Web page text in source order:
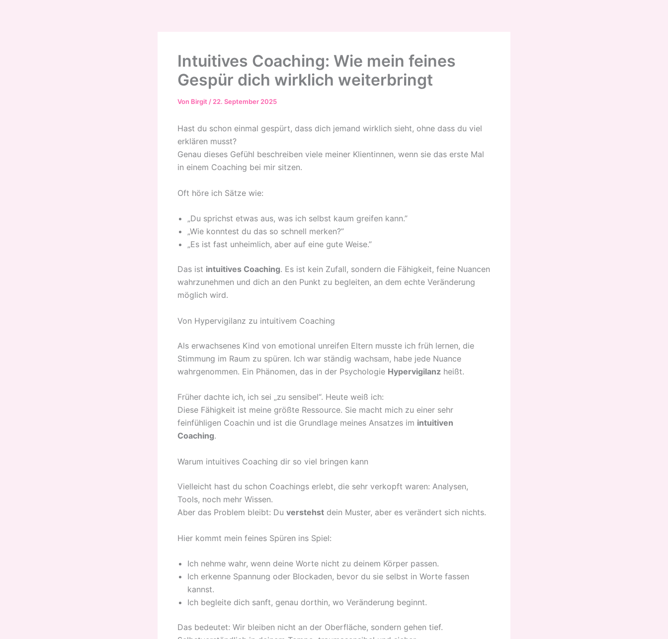
Intuitives Coaching: Wie mein feines
Gespür dich wirklich weiterbringt
Von Birgit / 22. September 2025
Hast du schon einmal gespürt, dass dich jemand wirklich sieht, ohne dass du viel
erklären musst?
Genau dieses Gefühl beschreiben viele meiner Klientinnen, wenn sie das erste Mal
in einem Coaching bei mir sitzen.
Oft höre ich Sätze wie:
„Du sprichst etwas aus, was ich selbst kaum greifen kann.”
„Wie konntest du das so schnell merken?”
„Es ist fast unheimlich, aber auf eine gute Weise.”
Das ist intuitives Coaching. Es ist kein Zufall, sondern die Fähigkeit, feine Nuancen
wahrzunehmen und dich an den Punkt zu begleiten, an dem echte Veränderung
möglich wird.
Von Hypervigilanz zu intuitivem Coaching
Als erwachsenes Kind von emotional unreifen Eltern musste ich früh lernen, die
Stimmung im Raum zu spüren. Ich war ständig wachsam, habe jede Nuance
wahrgenommen. Ein Phänomen, das in der Psychologie Hypervigilanz heißt.
Früher dachte ich, ich sei „zu sensibel“. Heute weiß ich:
Diese Fähigkeit ist meine größte Ressource. Sie macht mich zu einer sehr
feinfühligen Coachin und ist die Grundlage meines Ansatzes im intuitiven
Coaching.
Warum intuitives Coaching dir so viel bringen kann
Vielleicht hast du schon Coachings erlebt, die sehr verkopft waren: Analysen,
Tools, noch mehr Wissen.
Aber das Problem bleibt: Du verstehst dein Muster, aber es verändert sich nichts.
Hier kommt mein feines Spüren ins Spiel:
Ich nehme wahr, wenn deine Worte nicht zu deinem Körper passen.
Ich erkenne Spannung oder Blockaden, bevor du sie selbst in Worte fassen
kannst.
Ich begleite dich sanft, genau dorthin, wo Veränderung beginnt.
Das bedeutet: Wir bleiben nicht an der Oberfläche, sondern gehen tief.